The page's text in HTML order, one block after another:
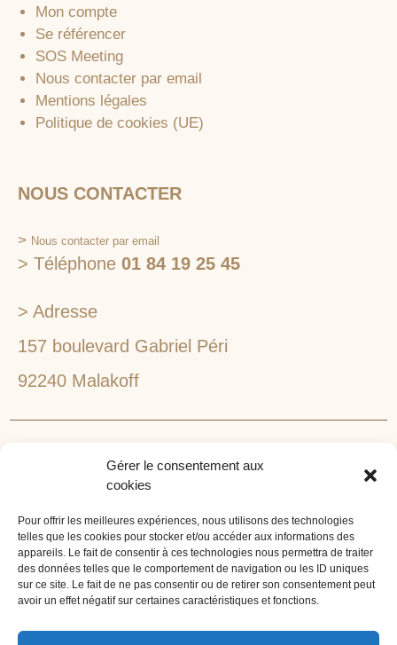
Gérer le consentement aux
cookies
Pour offrir les meilleures expériences, nous utilisons des technologies
telles que les cookies pour stocker et/ou accéder aux informations des
appareils. Le fait de consentir à ces technologies nous permettra de traiter
des données telles que le comportement de navigation ou les ID uniques
sur ce site. Le fait de ne pas consentir ou de retirer son consentement peut
avoir un effet négatif sur certaines caractéristiques et fonctions.
Mon compte
Se référencer
SOS Meeting
Nous contacter par email
Mentions légales
Politique de cookies (UE)
NOUS CONTACTER
> Nous contacter par email
> Téléphone 01 84 19 25 45
> Adresse
157 boulevard Gabriel Péri
92240 Malakoff
1lieu1salle est spécialisé dans la recherche de lieux
événements d'entreprise. 1lieu1salle recherche
gratuitement pour vous, votre lieu de séminaire idéal :
château, domaine, hôtel, lieu atypique et dans
l'environnement que vous souhaitez, en ville, au vert, au
bord d'un lac ou de la mer.